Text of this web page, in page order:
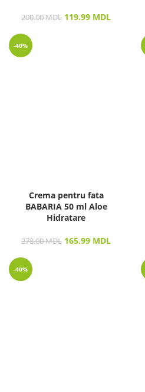
200.00MDL 119.99 MDL
-40%
Crema pentru fata
BABARIA 50 ml Aloe
Hidratare
278.00MDL 165.99 MDL
-40%